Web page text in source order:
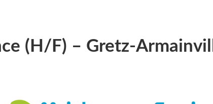
(H/F) – Gretz-